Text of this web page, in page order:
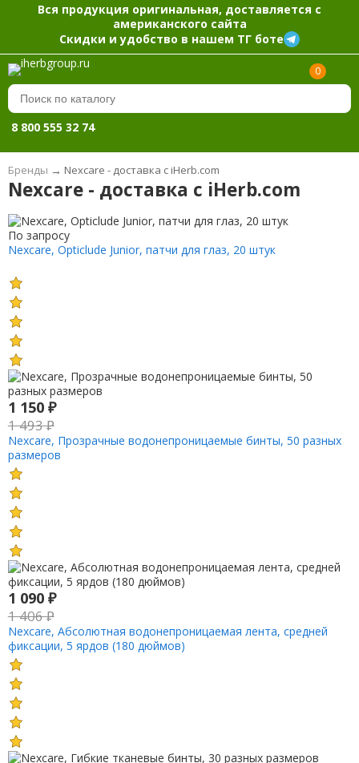
Вся продукция оригинальная, доставляется с
американского сайта
Скидки и удобство в нашем ТГ боте
0
8 800 555 32 74
Бренды → Nexcare - доставка с iHerb.com
Nexcare - доставка с iHerb.com
По запросу
Nexcare, Opticlude Junior, патчи для глаз, 20 штук
1 150 ₽
1 493₽
Nexcare, Прозрачные водонепроницаемые бинты, 50 разных
размеров
1 090 ₽
1 406₽
Nexcare, Абсолютная водонепроницаемая лента, средней
фиксации, 5 ярдов (180 дюймов)